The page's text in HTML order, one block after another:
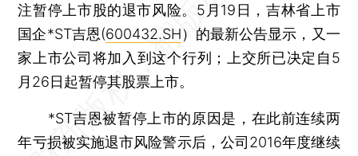
注暂停上市股的退市风险。5月19日，吉林省上市
国企*ST吉恩(600432.SH）的最新公告显示，又一
家上市公司将加入到这个行列；上交所已决定自5
月26日起暂停其股票上市。
*ST吉恩被暂停上市的原因是，在此前连续两
年亏损被实施退市风险警示后，公司2016年度继续